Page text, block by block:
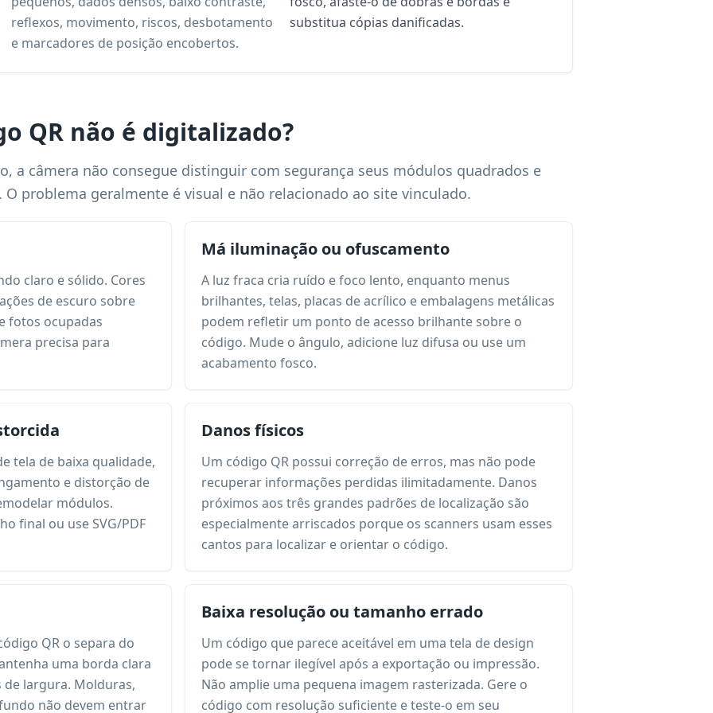
reflexos, movimento, riscos, desbotamento
e marcadores de posição encobertos.
substitua cópias danificadas.
QR não é digitalizado?
a câmera não consegue distinguir com segurança seus módulos quadrados e
problema geralmente é visual e não relacionado ao site vinculado.
claro e sólido. Cores
de escuro sobre
fotos ocupadas
precisa para
Má iluminação ou ofuscamento
A luz fraca cria ruído e foco lento, enquanto menus
brilhantes, telas, placas de acrílico e embalagens metálicas
podem refletir um ponto de acesso brilhante sobre o
código. Mude o ângulo, adicione luz difusa ou use um
acabamento fosco.
tela de baixa qualidade,
e distorção de
módulos.
final ou use SVG/PDF
Danos físicos
Um código QR possui correção de erros, mas não pode
recuperar informações perdidas ilimitadamente. Danos
próximos aos três grandes padrões de localização são
especialmente arriscados porque os scanners usam esses
cantos para localizar e orientar o código.
QR o separa do
uma borda clara
largura. Molduras,
não devem entrar
Baixa resolução ou tamanho errado
Um código que parece aceitável em uma tela de design
pode se tornar ilegível após a exportação ou impressão.
Não amplie uma pequena imagem rasterizada. Gere o
código com resolução suficiente e teste-o em seu